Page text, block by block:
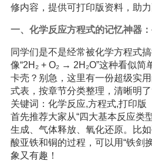
修内容，提供可打印版资料，助力
一、化学反应方程式的记忆神器
同学们是不是经常被化学方程式
像“2H₂ + O₂ → 2H₂O”这种看似
卡壳？别急，这里有一份超级实
式表，按章节分类整理，清晰明了
关键词：化学反应,方程式,打印版
首先推荐大家从“四大基本反应类
生成、气体释放、氧化还原。比
酸亚铁和铜的过程，可以用“铁剑
象又有趣！